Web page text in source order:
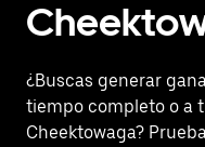
¿Buscas generar
tiempo completo o a
Cheektowaga?